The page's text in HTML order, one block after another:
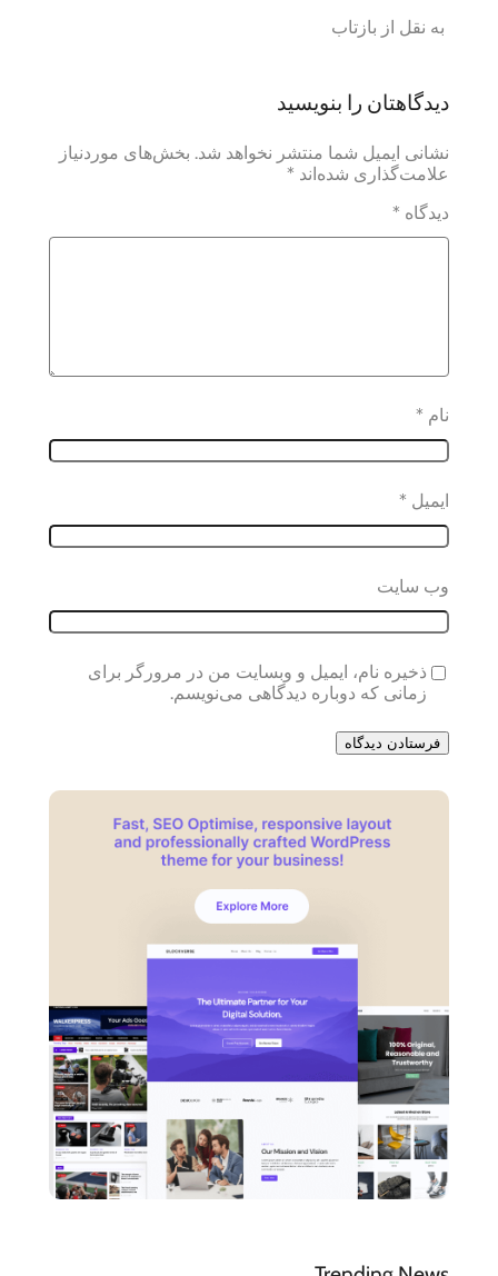
به نقل از بازتاب
دیدگاهتان را بنویسید
نشانی ایمیل شما منتشر نخواهد شد. بخش‌های موردنیاز
علامت‌گذاری شده‌اند *
دیدگاه *
نام *
ایمیل *
وب‌ سایت
ذخیره نام، ایمیل و وبسایت من در مرورگر برای
زمانی که دوباره دیدگاهی می‌نویسم.